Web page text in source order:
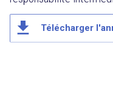
file_download Télécharger